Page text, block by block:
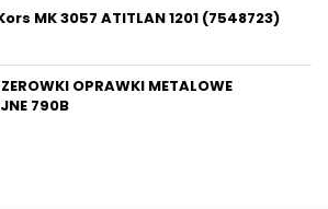
MK 3057 ATITLAN 1201 (7548723)
OPRAWKI METALOWE
790B